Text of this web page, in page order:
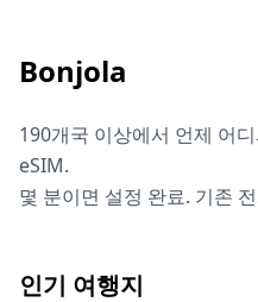
Bonjola
190개국 이상에서 언제 어
eSIM.
몇 분이면 설정 완료. 기존
인기 여행지